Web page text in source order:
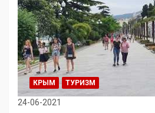
КРЫМ ТУРИЗМ
24-06-2021